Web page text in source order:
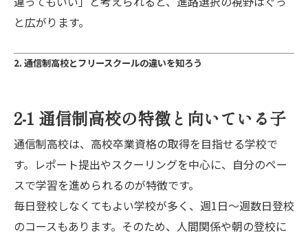
と広がります。
2. 通信制高校とフリースクールの違いを知ろう
2-1 通信制高校の特徴と向いている子
通信制高校は、高校卒業資格の取得を目指せる学校で
す。レポート提出やスクーリングを中心に、自分のペー
スで学習を進められるのが特徴です。
毎日登校しなくてもよい学校が多く、週1日〜週数日登校
のコースもあります。そのため、人間関係や朝の登校に